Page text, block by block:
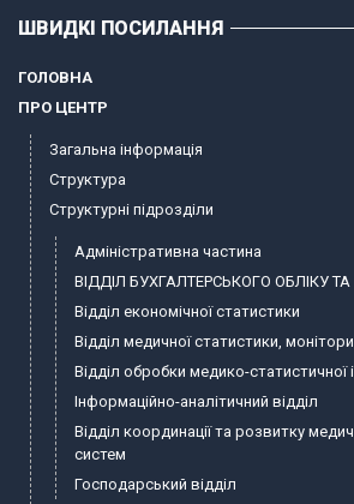
ШВИДКІ ПОСИЛАННЯ
ГОЛОВНА
ПРО ЦЕНТР
Загальна інформація
Структура
Структурні підрозділи
Адміністративна частина
ВІДДІЛ БУХГАЛТЕРСЬКОГО ОБЛІКУ ТА
Відділ економічної статистики
Відділ медичної статистики,
Відділ обробки медико-статистичної
Інформаційно-аналітичний відділ
Відділ координації та розвитку
систем
Господарський відділ